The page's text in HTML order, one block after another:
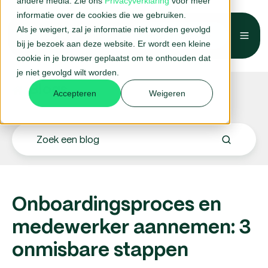
informatie over de cookies die we gebruiken.
Als je weigert, zal je informatie niet worden gevolgd
bij je bezoek aan deze website. Er wordt een kleine
cookie in je browser geplaatst om te onthouden dat
je niet gevolgd wilt worden.
Accepteren Weigeren
Belafspraak →
Blogs.
Onboardingsproces en
medewerker aannemen: 3
onmisbare stappen